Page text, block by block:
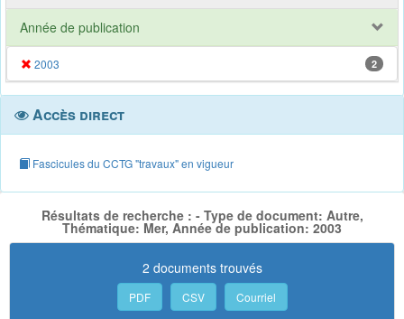
Année de publication
2003 2
Accès direct
Fascicules du CCTG "travaux" en vigueur
Résultats de recherche : - Type de document: Autre,
Thématique: Mer, Année de publication: 2003
2 documents trouvés
PDF CSV Courriel